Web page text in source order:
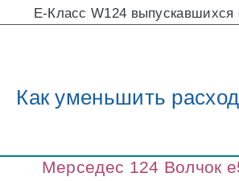
E-Класс W124
Как уменьшить
Мерседес 124 Волчок